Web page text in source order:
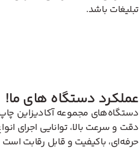
تبلیغات باشد.
عملکرد دستگاه های ما!
دستگاه‌های مجموعه آکادیزاین چاپ
دقت و سرعت بالا، توانایی اجرای
حرفه‌ای، باکیفیت و قابل رقابت